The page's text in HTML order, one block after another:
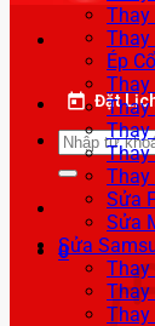
Đặt
Tìm
kiếm:
0
Thay
Thay
Ép
Thay
Thay
Thay
Thay
Thay
Sửa
Sửa
Sửa
Thay
Thay
Thay